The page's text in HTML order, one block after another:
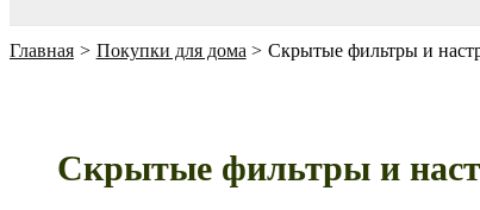
Главная Покупки для дома Скрытые фильтры и
Скрытые фильтры и